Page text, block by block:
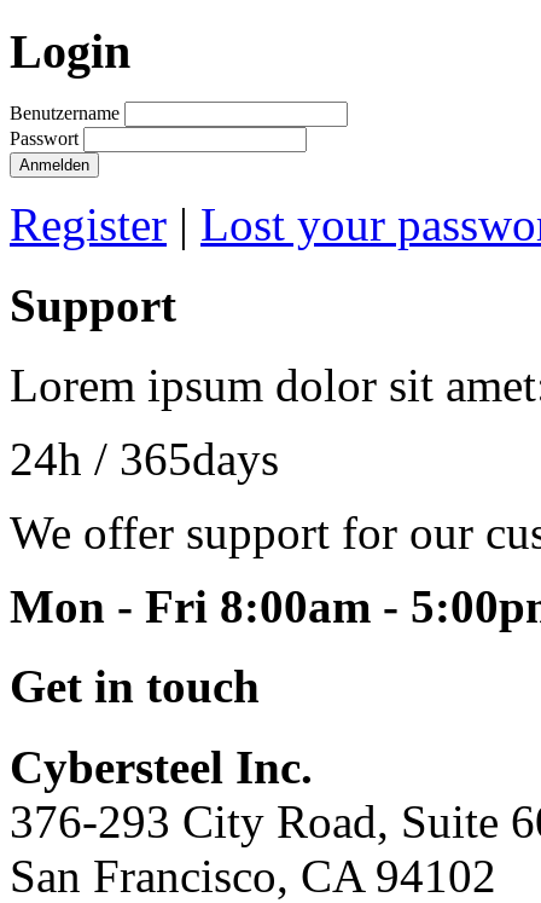
Login
Benutzername
Passwort
Anmelden
Register | Lost your
Support
Lorem ipsum dolor sit
24h / 365days
We offer support for our
Mon - Fri 8:00am -
Get in touch
Cybersteel Inc.
376-293 City Road, Suite
San Francisco, CA 94102